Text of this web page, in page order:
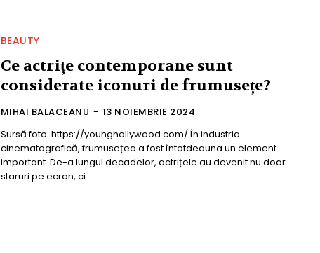
BEAUTY
Ce actrițe contemporane sunt
considerate iconuri de frumusețe?
MIHAI BALACEANU - 13 NOIEMBRIE 2024
Sursă foto: https://younghollywood.com/ În industria
cinematografică, frumusețea a fost întotdeauna un element
important. De-a lungul decadelor, actrițele au devenit nu doar
staruri pe ecran, ci...